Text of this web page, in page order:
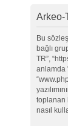
Arkeo-
Bu
bağlı
TR”,
anlamda
toplanan
nasıl